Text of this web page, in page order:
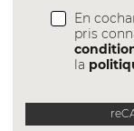
En
pris
la